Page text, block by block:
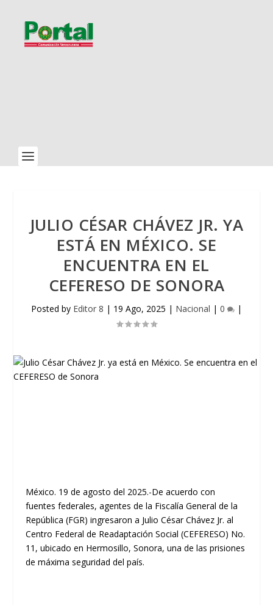
JULIO CÉSAR CHÁVEZ JR. YA
ESTÁ EN MÉXICO. SE
ENCUENTRA EN EL
CEFERESO DE SONORA
Posted by Editor 8 | 19 Ago, 2025 | Nacional | 0 |
México. 19 de agosto del 2025.-De acuerdo con
fuentes federales, agentes de la Fiscalía General de la
República (FGR) ingresaron a Julio César Chávez Jr. al
Centro Federal de Readaptación Social (CEFERESO) No.
11, ubicado en Hermosillo, Sonora, una de las prisiones
de máxima seguridad del país.